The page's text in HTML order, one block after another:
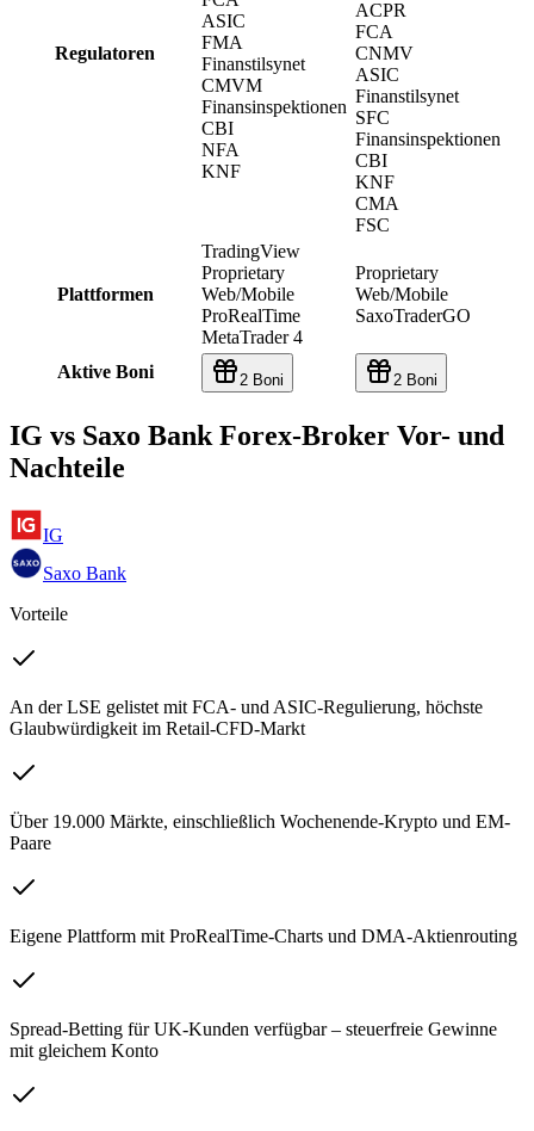
Regulatoren
ASIC
FMA
Finanstilsynet
CMVM
Finansinspektionen
CBI
NFA
KNF
ACPR
FCA
CNMV
ASIC
Finanstilsynet
SFC
Finansinspektionen
CBI
KNF
CMA
FSC
Plattformen
TradingView
Proprietary
Web/Mobile
ProRealTime
MetaTrader 4
Proprietary
Web/Mobile
SaxoTraderGO
Aktive Boni 2 Boni 2 Boni
IG vs Saxo Bank Forex-Broker Vor- und
Nachteile
IG
Saxo Bank
Vorteile
An der LSE gelistet mit FCA- und ASIC-Regulierung, höchste
Glaubwürdigkeit im Retail-CFD-Markt
Über 19.000 Märkte, einschließlich Wochenende-Krypto und EM-
Paare
Eigene Plattform mit ProRealTime-Charts und DMA-Aktienrouting
Spread-Betting für UK-Kunden verfügbar – steuerfreie Gewinne
mit gleichem Konto